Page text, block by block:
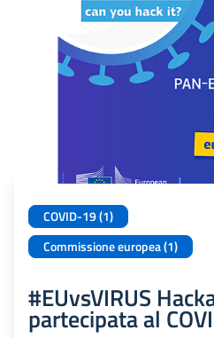
COVID-19 (1)
Commissione europea (1)
#EUvsVIRUS
partecipata al